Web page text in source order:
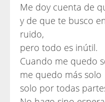
Me doy cuenta de
y de que te busco
ruido,
pero todo es inútil.
Cuando me quedo
me quedo más solo
solo por todas